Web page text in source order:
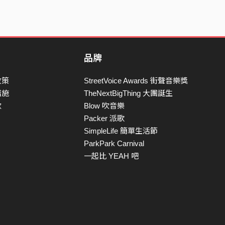
策
施
品牌
StreetVoice Awards 街聲音樂獎
TheNextBigThing 大團誕生
Blow 吹音樂
Packer 派歌
SimpleLife 簡單生活節
ParkPark Carnival
一起比 YEAH 吧